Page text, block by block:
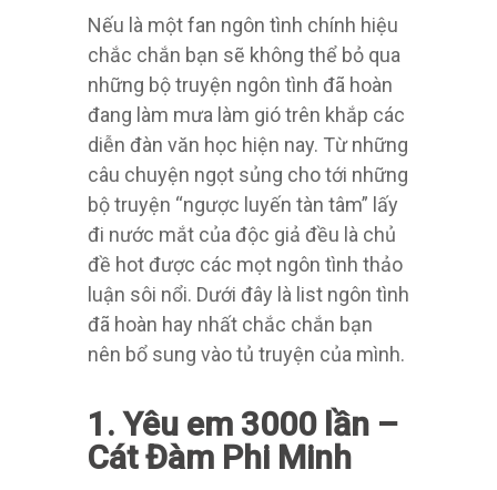
Nếu là một fan ngôn tình chính hiệu
chắc chắn bạn sẽ không thể bỏ qua
những bộ truyện ngôn tình đã hoàn
đang làm mưa làm gió trên khắp các
diễn đàn văn học hiện nay. Từ những
câu chuyện ngọt sủng cho tới những
bộ truyện “ngược luyến tàn tâm” lấy
đi nước mắt của độc giả đều là chủ
đề hot được các mọt ngôn tình thảo
luận sôi nổi. Dưới đây là list ngôn tình
đã hoàn hay nhất chắc chắn bạn
nên bổ sung vào tủ truyện của mình.
1. Yêu em 3000 lần –
Cát Đàm Phi Minh